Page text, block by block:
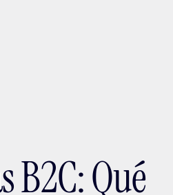
B2C: Qué